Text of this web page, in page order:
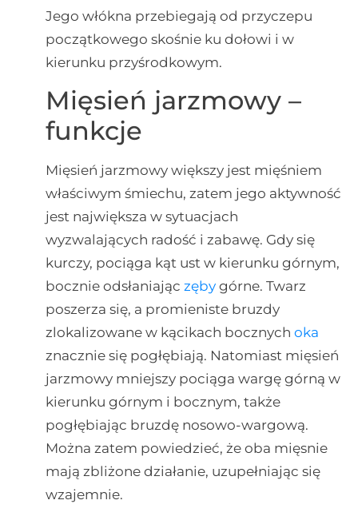
Jego włókna przebiegają od przyczepu
początkowego skośnie ku dołowi i w
kierunku przyśrodkowym.
Mięsień jarzmowy –
funkcje
Mięsień jarzmowy większy jest mięśniem
właściwym śmiechu, zatem jego aktywność
jest największa w sytuacjach
wyzwalających radość i zabawę. Gdy się
kurczy, pociąga kąt ust w kierunku górnym,
bocznie odsłaniając zębygórne. Twarz
poszerza się, a promieniste bruzdy
zlokalizowane w kącikach bocznych oka
znacznie się pogłębiają. Natomiast mięsień
jarzmowy mniejszy pociąga wargę górną w
kierunku górnym i bocznym, także
pogłębiając bruzdę nosowo-wargową.
Można zatem powiedzieć, że oba mięsnie
mają zbliżone działanie, uzupełniając się
wzajemnie.